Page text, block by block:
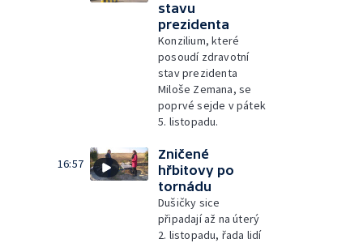
stavu
prezidenta
Konzilium, které
posoudí zdravotní
stav prezidenta
Miloše Zemana, se
poprvé sejde v pátek
5. listopadu.
16:57
Zničené
hřbitovy po
tornádu
Dušičky sice
připadají až na úterý
2. listopadu, řada lidí